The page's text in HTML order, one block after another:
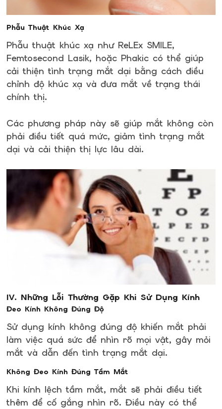
Phẫu Thuật Khúc Xạ
Phẫu thuật khúc xạ như ReLEx SMILE,
Femtosecond Lasik, hoặc Phakic có thể giúp
cải thiện tình trạng mắt dại bằng cách điều
chỉnh độ khúc xạ và đưa mắt về trạng thái
chính thị.
Các phương pháp này sẽ giúp mắt không còn
phải điều tiết quá mức, giảm tình trạng mắt
dại và cải thiện thị lực lâu dài.
IV. Những Lỗi Thường Gặp Khi Sử Dụng Kính
Đeo Kính Không Đúng Độ
Sử dụng kính không đúng độ khiến mắt phải
làm việc quá sức để nhìn rõ mọi vật, gây mỏi
mắt và dẫn đến tình trạng mắt dại.
Không Đeo Kính Đúng Tầm Mắt
Khi kính lệch tầm mắt, mắt sẽ phải điều tiết
thêm để cố gắng nhìn rõ. Điều này có thể